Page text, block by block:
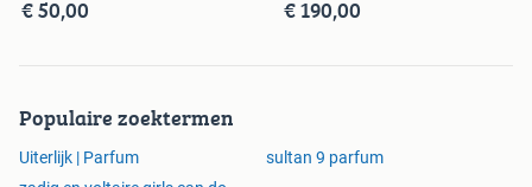
€ 50,00 € 190,00
Populaire zoektermen
Uiterlijk | Parfum
sultan 9 parfum